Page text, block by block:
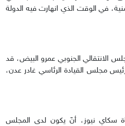
في الوقت الذي انهارت فيه الدولة
الانتقالي الجنوبي عمرو البيض، قد
رئيس مجلس القيادة الرئاسي غادر عدن،
سكاي نيوز، أنّ يكون لدى المجلس